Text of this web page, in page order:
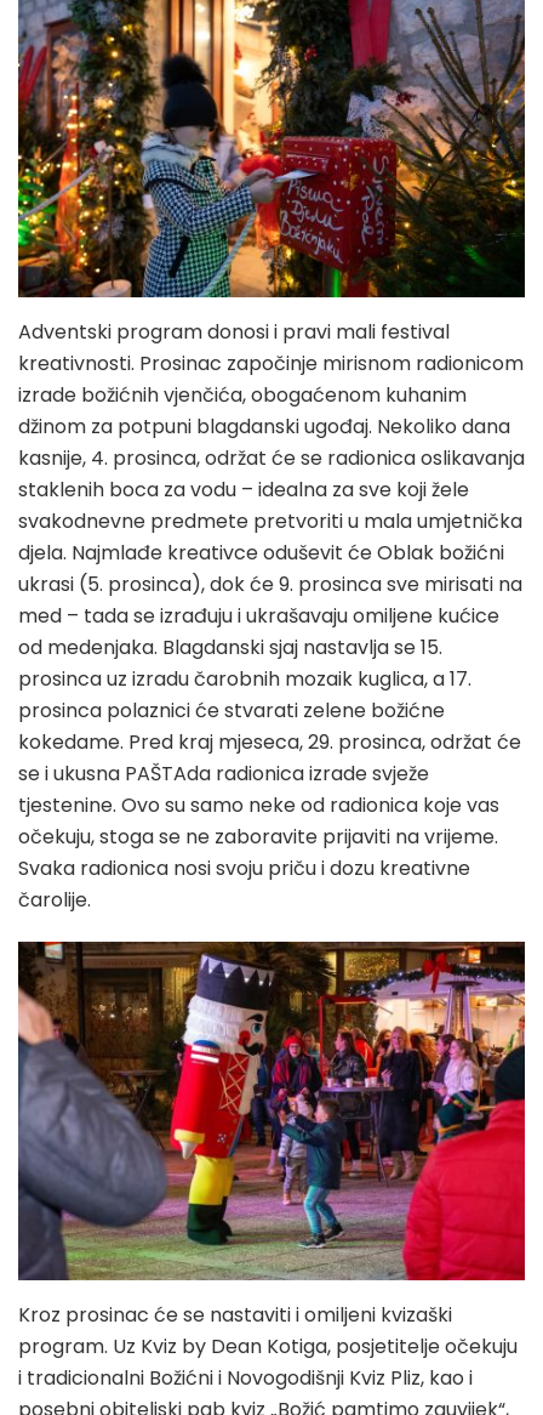
Adventski program donosi i pravi mali festival
kreativnosti. Prosinac započinje mirisnom radionicom
izrade božićnih vjenčića, obogaćenom kuhanim
džinom za potpuni blagdanski ugođaj. Nekoliko dana
kasnije, 4. prosinca, održat će se radionica oslikavanja
staklenih boca za vodu – idealna za sve koji žele
svakodnevne predmete pretvoriti u mala umjetnička
djela. Najmlađe kreativce oduševit će Oblak božićni
ukrasi (5. prosinca), dok će 9. prosinca sve mirisati na
med – tada se izrađuju i ukrašavaju omiljene kućice
od medenjaka. Blagdanski sjaj nastavlja se 15.
prosinca uz izradu čarobnih mozaik kuglica, a 17.
prosinca polaznici će stvarati zelene božićne
kokedame. Pred kraj mjeseca, 29. prosinca, održat će
se i ukusna PAŠTAda radionica izrade svježe
tjestenine. Ovo su samo neke od radionica koje vas
očekuju, stoga se ne zaboravite prijaviti na vrijeme.
Svaka radionica nosi svoju priču i dozu kreativne
čarolije.
Kroz prosinac će se nastaviti i omiljeni kvizaški
program. Uz Kviz by Dean Kotiga, posjetitelje očekuju
i tradicionalni Božićni i Novogodišnji Kviz Pliz, kao i
posebni obiteljski pab kviz „Božić pamtimo zauvijek“,